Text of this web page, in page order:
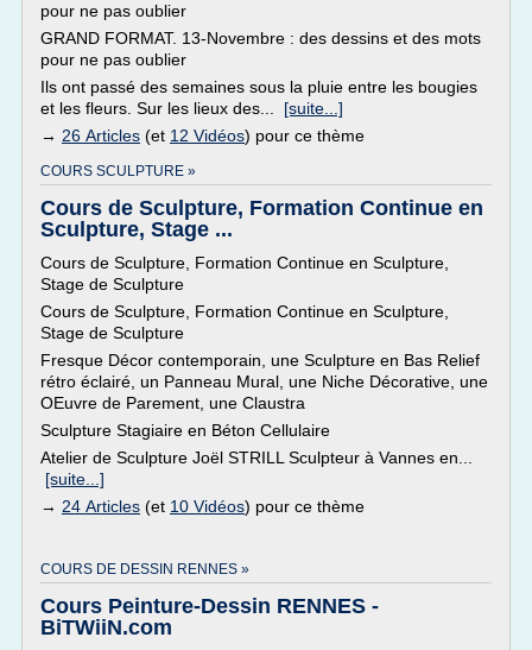
pour ne pas oublier
GRAND FORMAT. 13-Novembre : des dessins et des mots
pour ne pas oublier
Ils ont passé des semaines sous la pluie entre les bougies
et les fleurs. Sur les lieux des... [suite...]
→ 26 Articles (et 12 Vidéos) pour ce thème
COURS SCULPTURE »
Cours de Sculpture, Formation Continue en
Sculpture, Stage ...
Cours de Sculpture, Formation Continue en Sculpture,
Stage de Sculpture
Cours de Sculpture, Formation Continue en Sculpture,
Stage de Sculpture
Fresque Décor contemporain, une Sculpture en Bas Relief
rétro éclairé, un Panneau Mural, une Niche Décorative, une
OEuvre de Parement, une Claustra
Sculpture Stagiaire en Béton Cellulaire
Atelier de Sculpture Joël STRILL Sculpteur à Vannes en...
[suite...]
→ 24 Articles (et 10 Vidéos) pour ce thème
COURS DE DESSIN RENNES »
Cours Peinture-Dessin RENNES -
BiTWiiN.com